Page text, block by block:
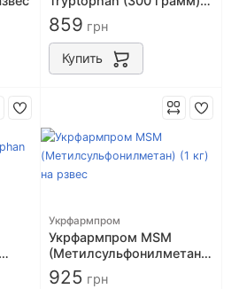
на развес
859 грн
Купить
Укрфармпром
Укрфармпром MSM
(Метилсульфонилметан)
(1 кг) на рзвес
925 грн